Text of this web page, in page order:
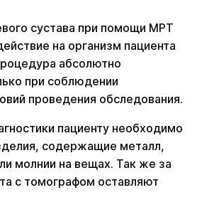
сустава при помощи МРТ
на организм пациента
абсолютно
при соблюдении
проведения обследования.
пациенту необходимо
содержащие металл,
молнии на вещах. Так же за
с томографом оставляют